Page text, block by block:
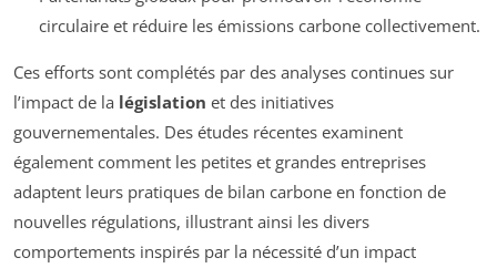
circulaire et réduire les émissions carbone collectivement.
Ces efforts sont complétés par des analyses continues sur
l’impact de la législation et des initiatives
gouvernementales. Des études récentes examinent
également comment les petites et grandes entreprises
adaptent leurs pratiques de bilan carbone en fonction de
nouvelles régulations, illustrant ainsi les divers
comportements inspirés par la nécessité d’un impact